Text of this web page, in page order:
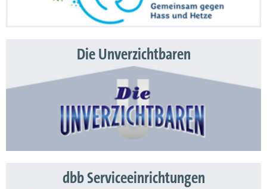
Die Unverzichtbaren
dbb Serviceeinrichtungen